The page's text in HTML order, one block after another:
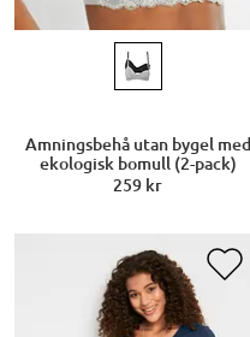
Amningsbehå utan bygel med
ekologisk bomull (2-pack)
259 kr